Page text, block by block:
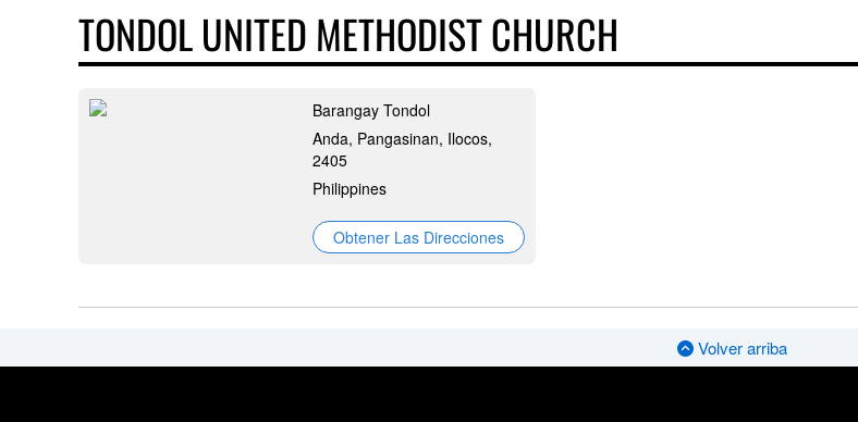
TONDOL UNITED METHODIST CHURCH
Barangay Tondol
Anda, Pangasinan, Ilocos,
2405
Philippines
Obtener Las Direcciones
Volver arriba